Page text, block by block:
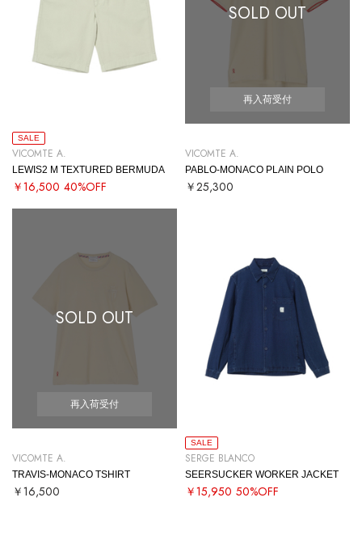
SALE
VICOMTE A.
LEWIS2 M TEXTURED BERMUDA
￥16,500 40%OFF
SOLD OUT
再入荷受付
VICOMTE A.
PABLO-MONACO PLAIN POLO
￥25,300
SOLD OUT
再入荷受付
VICOMTE A.
TRAVIS-MONACO TSHIRT
￥16,500
SALE
SERGE BLANCO
SEERSUCKER WORKER JACKET
￥15,950 50%OFF